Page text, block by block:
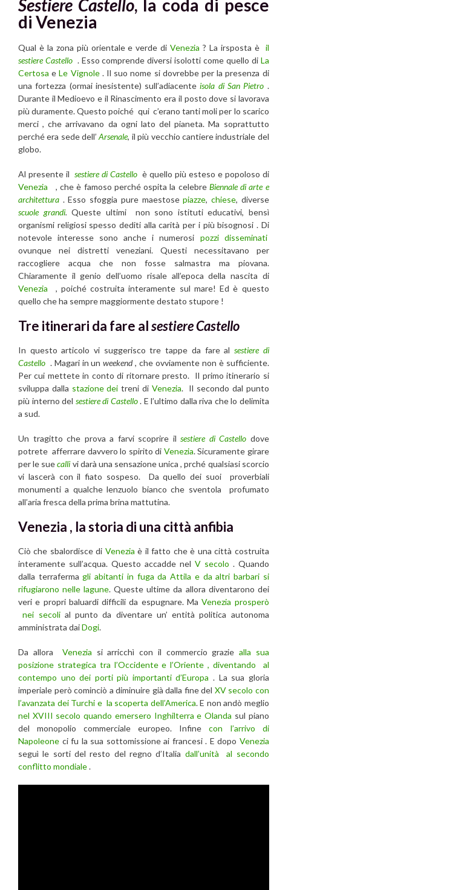
Sestiere Castello, la coda di pesce
di Venezia
Qual è la zona più orientale e verde diVenezia ? La irsposta è il
sestiere Castello. Esso comprende diversi isolotti come quello di La
Certosa eLe Vignole. Il suo nome si dovrebbe per la presenza di
una fortezza (ormai inesistente) sull’adiacenteisola di San Pietro .
Durante il Medioevo e il Rinascimento era il posto dove si lavorava
più duramente. Questo poiché qui c’erano tanti moli per lo scarico
merci , che arrivavano da ogni lato del pianeta. Ma soprattutto
perché era sede dell’Arsenale, il più vecchio cantiere industriale del
globo.
Al presente il sestiere di Castelloè quello più esteso e popoloso di
Venezia , che è famoso perché ospita la celebreBiennale di arte e
architettura . Esso sfoggia pure maestosepiazze, chiese, diverse
scuole grandi.Queste ultimi non sono istituti educativi, bensì
organismi religiosi spesso dediti alla carità per i più bisognosi . Di
notevole interesse sono anche i numerosi pozzi disseminati
ovunque nei distretti veneziani. Questi necessitavano per
raccogliere acqua che non fosse salmastra ma piovana.
Chiaramente il genio dell’uomo risale all’epoca della nascita di
Venezia , poiché costruita interamente sul mare! Ed è questo
quello che ha sempre maggiormente destato stupore !
Tre itinerari da fare alsestiere Castello
In questo articolo vi suggerisco tre tappe da fare al sestiere di
Castello . Magari in unweekend, che ovviamente non è sufficiente.
Per cui mettete in conto di ritornare presto. Il primo itinerario si
sviluppa dalla stazione dei treni di Venezia. Il secondo dal punto
più interno del sestiere di Castello. E l’ultimo dalla riva che lo delimita
a sud.
Un tragitto che prova a farvi scoprire ilsestiere di Castello dove
potrete afferrare davvero lo spirito di Venezia. Sicuramente girare
per le suecalli vi darà una sensazione unica , prché qualsiasi scorcio
vi lascerà con il fiato sospeso. Da quello dei suoi proverbiali
monumenti a qualche lenzuolo bianco che sventola profumato
all’aria fresca della prima brina mattutina.
Venezia , la storia di una città anfibia
Ciò che sbalordisce di Venezia è il fatto che è una città costruita
interamente sull’acqua. Questo accadde nel V secolo . Quando
dalla terrafermagli abitanti in fuga da Attila e da altri barbari si
rifugiarono nelle lagune. Queste ultime da allora diventarono dei
veri e propri baluardi difficili da espugnare. MaVenezia prosperò
nei secolial punto da diventare un’ entità politica autonoma
amministrata daiDogi.
Da alloraVenezia si arricchì con il commercio grazie alla sua
posizione strategica tra l’Occidente e l’Oriente , diventando al
contempo uno dei porti più importanti d’Europa . La sua gloria
imperiale però cominciò a diminuire già dalla fine del XV secolo con
l’avanzata dei Turchi e la scoperta dell’America. E non andò meglio
nel XVIII secolo quando emersero Inghilterra e Olanda sul piano
del monopolio commerciale europeo. Infinecon l’arrivo di
Napoleone ci fu la sua sottomissione ai francesi . E dopo Venezia
seguì le sorti del resto del regno d’Italia dall’unità al secondo
conflitto mondiale.